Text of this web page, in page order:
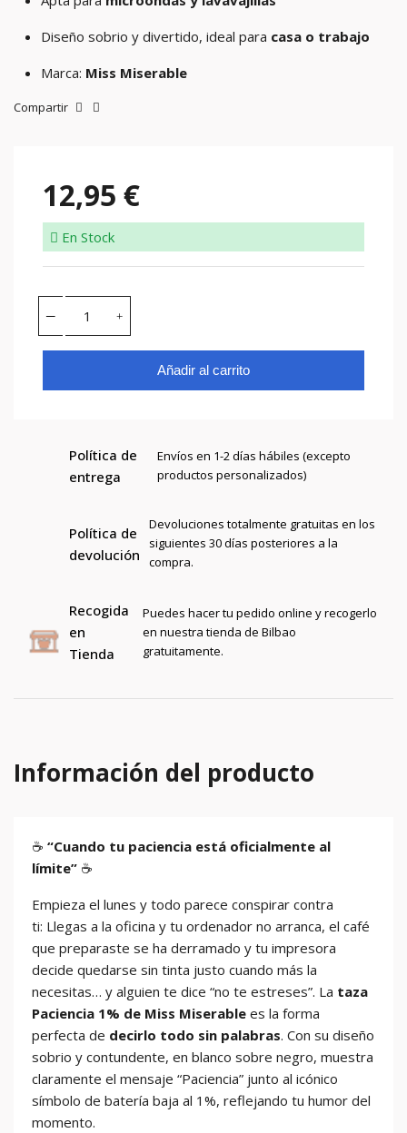
Diseño sobrio y divertido, ideal para casa o trabajo
Marca: Miss Miserable
Compartir
12,95 €
En Stock
Añadir al carrito
Política de
entrega
Envíos en 1-2 días hábiles (excepto
productos personalizados)
Política de
devolución
Devoluciones totalmente gratuitas en los
siguientes 30 días posteriores a la
compra.
Recogida
en
Tienda
Puedes hacer tu pedido online y recogerlo
en nuestra tienda de Bilbao
gratuitamente.
Información del producto
☕ “Cuando tu paciencia está oficialmente al
límite” ☕
Empieza el lunes y todo parece conspirar contra
ti: Llegas a la oficina y tu ordenador no arranca, el café
que preparaste se ha derramado y tu impresora
decide quedarse sin tinta justo cuando más la
necesitas… y alguien te dice “no te estreses”. La taza
Paciencia 1% de Miss Miserable es la forma
perfecta de decirlo todo sin palabras. Con su diseño
sobrio y contundente, en blanco sobre negro, muestra
claramente el mensaje “Paciencia” junto al icónico
símbolo de batería baja al 1%, reflejando tu humor del
momento.